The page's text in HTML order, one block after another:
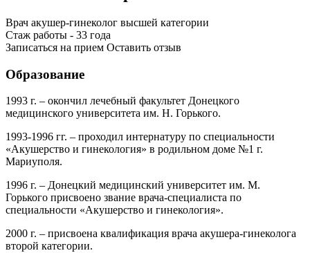
Врач акушер-гинеколог высшей категории
Стаж работы - 33 года
Записаться на прием Оставить отзыв
Образование
1993 г. – окончил лечебный факультет Донецкого
медицинского университета им. Н. Горького.
1993-1996 гг. – проходил интернатуру по специальности
«Акушерство и гинекология» в родильном доме №1 г.
Мариуполя.
1996 г. – Донецкий медицинский университет им. М.
Горького присвоено звание врача-специалиста по
специальности «Акушерство и гинекология».
2000 г. – присвоена квалификация врача акушера-гинеколога
второй категории.